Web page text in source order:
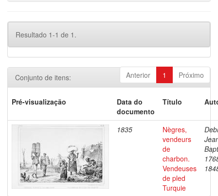
Resultado 1-1 de 1.
Anterior 1 Próximo
Conjunto de itens:
Pré-visualização
Data do
documento
Título
1835
Nègres,
vendeurs
de
charbon.
Vendeuses
de pled
Turquie